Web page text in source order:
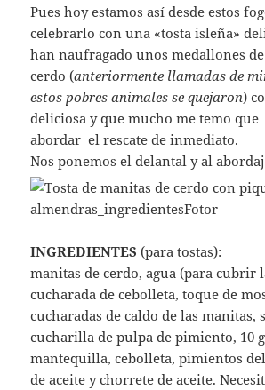
Pues hoy estamos así desde estos
celebrarlo con una «tosta isleña»
han naufragado unos medallones
cerdo (anteriormente llamadas de
estos pobres animales se quejaron)
deliciosa y que mucho me temo que
abordar el rescate de inmediato.
Nos ponemos el delantal y al
INGREDIENTES (para tostas):
manitas de cerdo, agua (para cubrir
cucharada de cebolleta, toque de
cucharadas de caldo de las manitas,
cucharilla de pulpa de pimiento, 10
mantequilla, cebolleta, pimientos
de aceite y chorrete de aceite.